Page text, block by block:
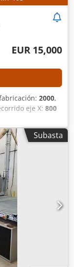
EUR 15,000
2000,
eje X: 800
Mill Plus,
, Centro de
nuevo (1023
Recorrido
mm Recorrido
del husillo:
husillo nuevo:
DE LA
interno de
control:
CNC
medición
adicional
Subasta